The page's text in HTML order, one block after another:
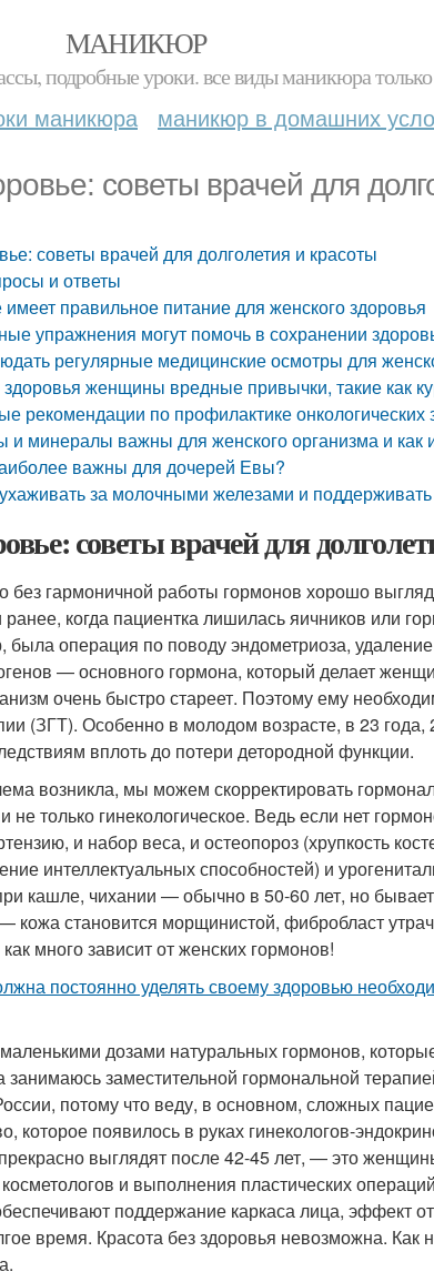
МАНИКЮР
подробные уроки. все виды маникюра
маникюра маникюр в домашних
советы врачей для
советы врачей для долголетия и красоты
и ответы
имеет правильное питание для женского здоровья
упражнения могут помочь в сохранении
регулярные медицинские осмотры для
женщины вредные привычки, такие как
рекомендации по профилактике
и минералы важны для женского организма и как
важны для дочерей Евы?
за молочными железами и поддерживать
советы врачей для
без гармоничной работы гормонов хорошо
ранее, когда пациентка лишилась яичников или
была операция по поводу эндометриоза,
— основного гормона, который делает
очень быстро стареет. Поэтому ему
(ЗГТ). Особенно в молодом возрасте, в 23
вплоть до потери детородной функции.
возникла, мы можем скорректировать
не только гинекологическое. Ведь если нет
и набор веса, и остеопороз (хрупкость
интеллектуальных способностей) и
кашле, чихании — обычно в 50-60 лет, но
становится морщинистой, фибробласт
много зависит от женских гормонов!
постоянно уделять своему здоровью
маленькими дозами натуральных гормонов,
занимаюсь заместительной гормональной
потому что веду, в основном, сложных
которое появилось в руках гинекологов-
выглядят после 42-45 лет, — это
и выполнения пластических
поддержание каркаса лица, эффект
время. Красота без здоровья невозможна. Как